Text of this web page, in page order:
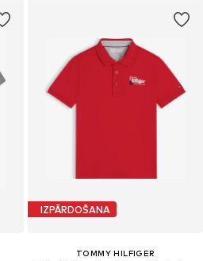
IZPĀRDOŠANA
TOMMY HILFIGER